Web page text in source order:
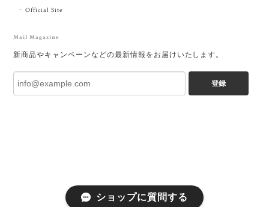
Official Site
Mail Magazine
新商品やキャンペーンなどの最新情報をお届けいたします。
登録
ショップに質問する